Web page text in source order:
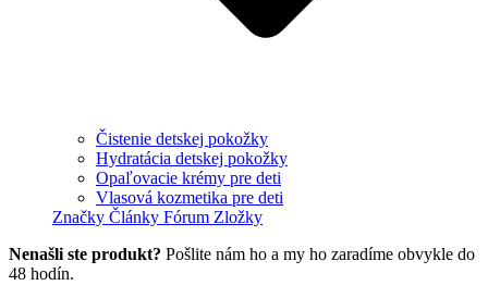
Čistenie detskej pokožky
Hydratácia detskej pokožky
Opaľovacie krémy pre deti
Vlasová kozmetika pre deti
Značky Články Fórum Zložky
Nenašli ste produkt? Pošlite nám ho a my ho zaradíme obvykle do
48 hodín.